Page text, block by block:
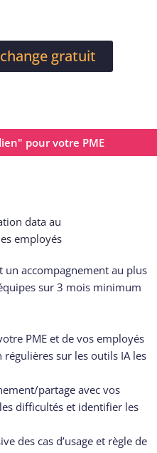
gratuit
pour votre PME
un accompagnement au plus
sur 3 mois minimum
PME et de vos employés
sur les outils IA les
partage avec vos
difficultés et identifier les
des cas d’usage et règle de